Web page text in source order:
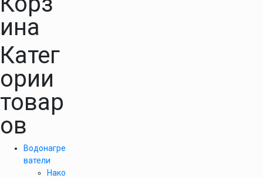
ина
Катег
ории
товар
ов
Водонагре
ватели
Нако